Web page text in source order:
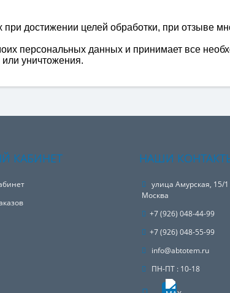
достижении целей обработки, при отзыве
персональных данных и принимает все
уничтожения.
КАБИНЕТ НАШИ
улица Амурская, 15/
Москва
+7 (926) 048-44-99
+7 (926) 048-55-99
info@abtotem.ru
ПН-ПТ : 10-18